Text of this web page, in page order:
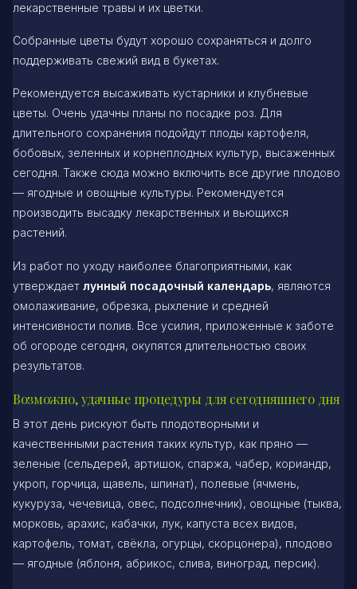
лекарственные травы и их цветки.
Собранные цветы будут хорошо сохраняться и долго
поддерживать свежий вид в букетах.
Рекомендуется высаживать кустарники и клубневые
цветы. Очень удачны планы по посадке роз. Для
длительного сохранения подойдут плоды картофеля,
бобовых, зеленных и корнеплодных культур, высаженных
сегодня. Также сюда можно включить все другие плодово
— ягодные и овощные культуры. Рекомендуется
производить высадку лекарственных и вьющихся
растений.
Из работ по уходу наиболее благоприятными, как
утверждает лунный посадочный календарь, являются
омолаживание, обрезка, рыхление и средней
интенсивности полив. Все усилия, приложенные к заботе
об огороде сегодня, окупятся длительностью своих
результатов.
Возможно, удачные процедуры для сегодняшнего дня
В этот день рискуют быть плодотворными и
качественными растения таких культур, как пряно —
зеленые (сельдерей, артишок, спаржа, чабер, кориандр,
укроп, горчица, щавель, шпинат), полевые (ячмень,
кукуруза, чечевица, овес, подсолнечник), овощные (тыква,
морковь, арахис, кабачки, лук, капуста всех видов,
картофель, томат, свёкла, огурцы, скорцонера), плодово
— ягодные (яблоня, абрикос, слива, виноград, персик).